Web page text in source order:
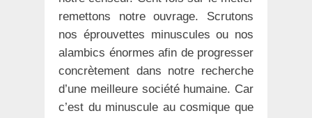
remettons notre ouvrage. Scrutons
nos éprouvettes minuscules ou nos
alambics énormes afin de progresser
concrètement dans notre recherche
d’une meilleure société humaine. Car
c’est du minuscule au cosmique que